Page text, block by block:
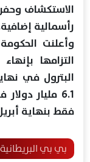
الاستكشاف
رأسمالية
وأعلنت
التزامها
البترول في
فقط بنهاية أبريل
بي بي البريطانية